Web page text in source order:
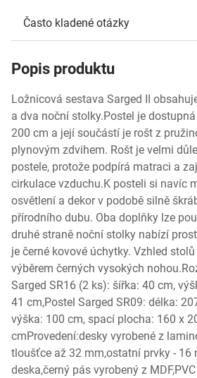
Často kladené otázky
Popis produktu
Ložnicová sestava Sarged II
a dva noční stolky.Postel je
200 cm a její součástí je rošt z
plynovým zdvihem. Rošt je velmi
postele, protože podpírá matraci a
cirkulace vzduchu.K posteli si navíc
osvětlení a dekor v podobě silně
přírodního dubu. Oba doplňky lze
druhé straně noční stolky nabízí
je černé kovové úchytky. Vzhled
výběrem černých vysokých
Sarged SR16 (2 ks): šířka: 40 cm,
41 cm,Postel Sarged SR09: délka:
výška: 100 cm, spací plocha: 160 x
cmProvedení:desky vyrobené z
tloušťce až 32 mm,ostatní prvky - 16
deska,černý pás vyrobený z